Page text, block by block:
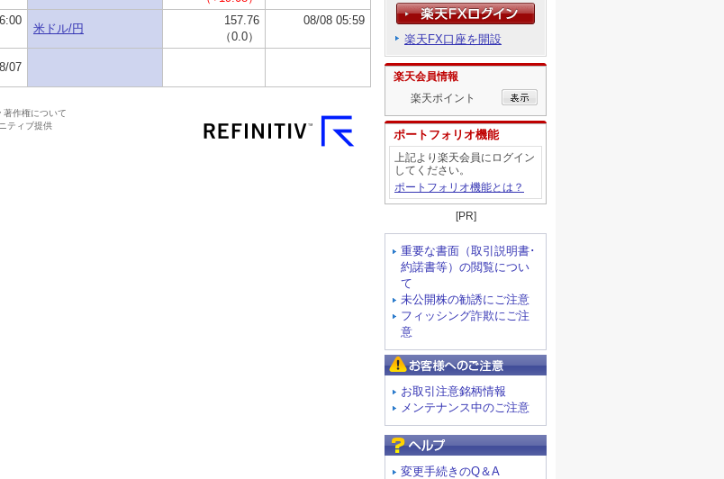
楽天FX口座を開設
楽天会員情報
楽天ポイント
ポートフォリオ機能
上記より楽天会員にログイン
してください。
ポートフォリオ機能とは？
[PR]
重要な書面（取引説明書･
約諾書等）の閲覧につい
て
未公開株の勧誘にご注意
フィッシング詐欺にご注
意
お取引注意銘柄情報
メンテナンス中のご注意
変更手続きのQ＆A